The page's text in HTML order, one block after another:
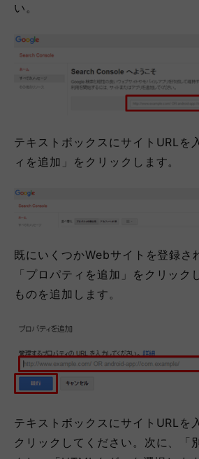
い。
テキストボックスにサイトURLを
ィを追加」をクリックします。
既にいくつかWebサイトを登録さ
「プロパティを追加」をクリック
ものを追加します。
テキストボックスにサイトURLを
クリックしてください。次に、「